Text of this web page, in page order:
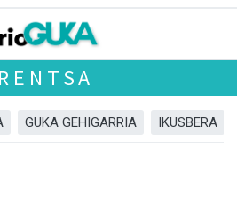
GUKA GEHIGARRIA IKUSBERA